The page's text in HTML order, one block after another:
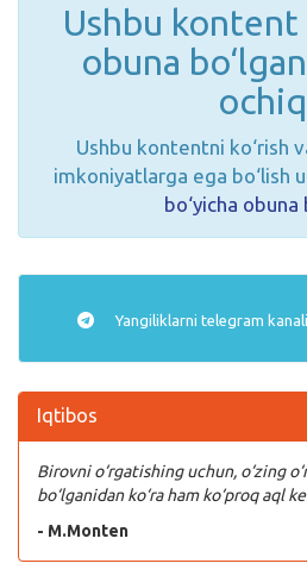
Ushbu
obuna
Ushbu kontentni ko‘rish
imkoniyatlarga ega bo‘lish
bo‘yicha obuna
Yangiliklarni telegram
Iqtibos
Birovni o‘rgatishing uchun, o‘zing
bo‘lganidan ko‘ra ham ko‘proq aql
- M.Monten